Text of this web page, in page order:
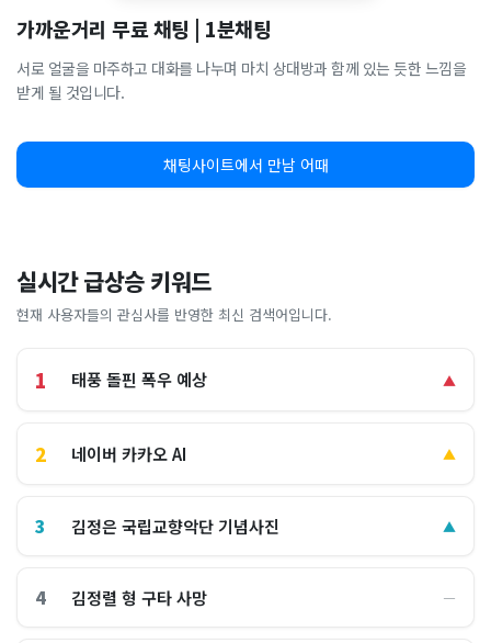
가까운거리 무료 채팅 | 1분채팅
서로 얼굴을 마주하고 대화를 나누며 마치 상대방과 함께 있는 듯한 느낌을
받게 될 것입니다.
채팅사이트에서 만남 어때
실시간 급상승 키워드
현재 사용자들의 관심사를 반영한 최신 검색어입니다.
1 태풍 돌핀 폭우 예상 ▲
2 네이버 카카오 AI ▲
3 김정은 국립교향악단 기념사진 ▲
4 김정렬 형 구타 사망 ―